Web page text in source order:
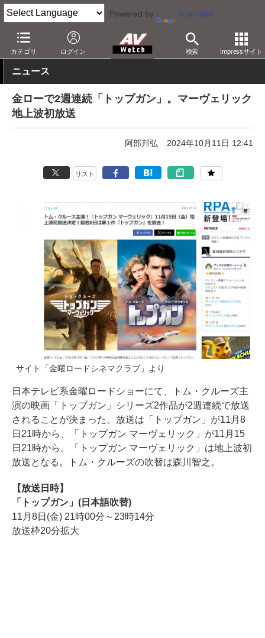
Powered by Translate
カテゴリ ログイン 検索 Impressサイト
AV Watch コンテンツ・サービス 放送 その他
ニュース
金ローで2週連続「トップガン」。マーヴェリック
地上波初放送
阿部邦弘 2024年10月11日 12:41
リスト
サイト「金曜ロードシネマクラブ」より
日本テレビ系金曜ロードショーにて、トム・クルーズ主
演の映画「トップガン」シリーズ2作品が2週連続で放送
されることが決まった。放送は「トップガン」が11月8
日21時から、「トップガン マーヴェリック」が11月15
日21時から。「トップガン マーヴェリック」は地上波初
放送となる。トム・クルーズの吹替は森川智之。
【放送日時】
「トップガン」(日本語吹替)
11月8日(金) 21時00分～23時14分
放送枠20分拡大